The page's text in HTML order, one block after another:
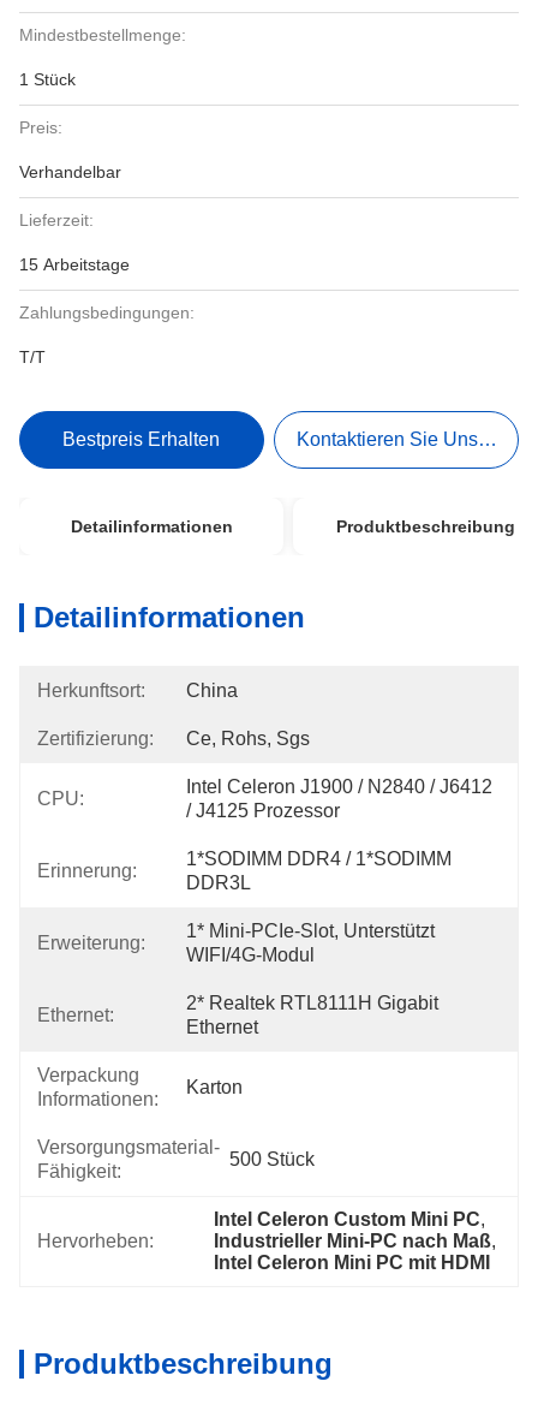
Mindestbestellmenge:
1 Stück
Preis:
Verhandelbar
Lieferzeit:
15 Arbeitstage
Zahlungsbedingungen:
T/T
Bestpreis Erhalten Kontaktieren Sie Uns Jetzt
Detailinformationen Produktbeschreibung
Detailinformationen
Herkunftsort: China
Zertifizierung: Ce, Rohs, Sgs
CPU:
Intel Celeron J1900 / N2840 / J6412
/ J4125 Prozessor
Erinnerung:
1*SODIMM DDR4 / 1*SODIMM
DDR3L
Erweiterung:
1* Mini-PCIe-Slot, Unterstützt
WIFI/4G-Modul
Ethernet:
2* Realtek RTL8111H Gigabit
Ethernet
Verpackung
Informationen:
Karton
Versorgungsmaterial-
Fähigkeit:
500 Stück
Hervorheben:
Intel Celeron Custom Mini PC,
Industrieller Mini-PC nach Maß
Intel Celeron Mini PC mit HDMI
Produktbeschreibung